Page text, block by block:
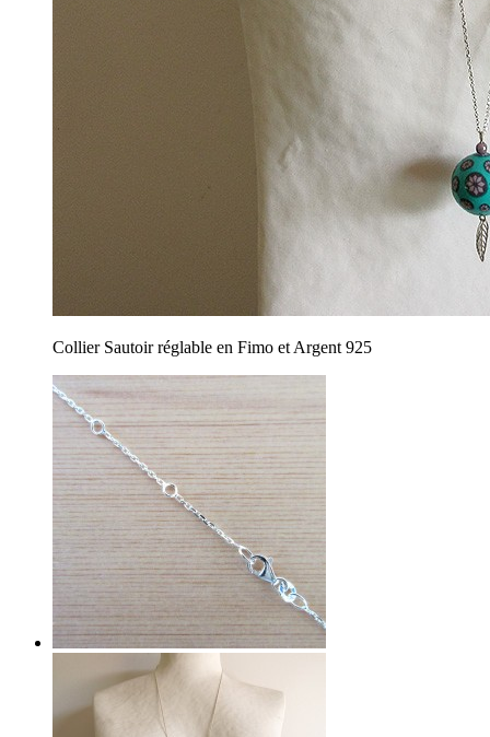
Collier Sautoir réglable en Fimo et Argent 925